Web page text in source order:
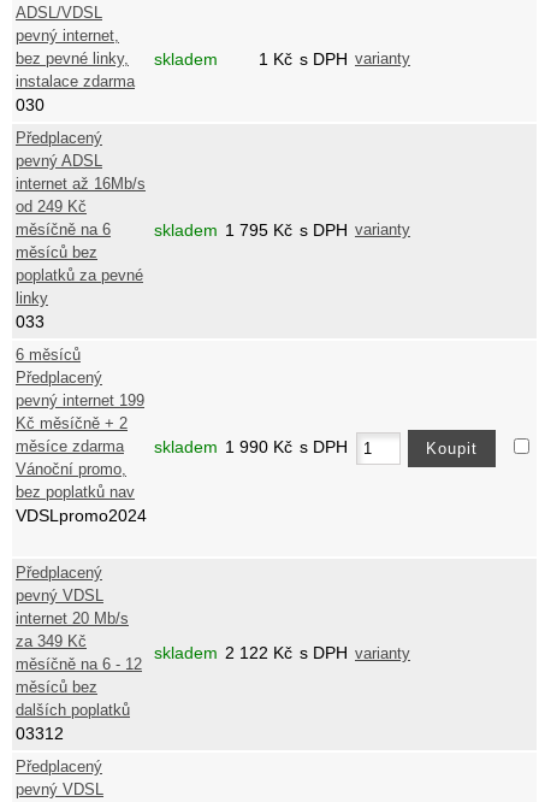
ADSL/VDSL
pevný internet,
bez pevné linky,
instalace zdarma
030
skladem 1 Kč s DPH varianty
Předplacený
pevný ADSL
internet až 16Mb/s
od 249 Kč
měsíčně na 6
měsíců bez
poplatků za pevné
linky
033
skladem 1 795 Kč s DPH varianty
6 měsíců
Předplacený
pevný internet 199
Kč měsíčně + 2
měsíce zdarma
Vánoční promo,
bez poplatků nav
VDSLpromo2024
skladem 1 990 Kč s DPH
Předplacený
pevný VDSL
internet 20 Mb/s
za 349 Kč
měsíčně na 6 - 12
měsíců bez
dalších poplatků
03312
skladem 2 122 Kč s DPH varianty
Předplacený
pevný VDSL